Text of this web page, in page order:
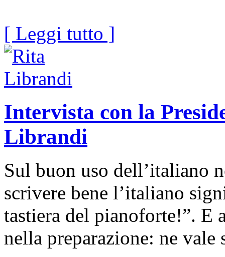
[ Leggi tutto ]
Intervista con la
Librandi
Sul buon uso dell’italiano
scrivere bene l’italiano
tastiera del pianoforte!”. E
nella preparazione: ne vale